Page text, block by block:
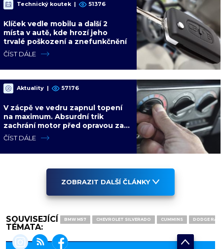
Technický koutek | 51376
Klíček vedle mobilu a další 2
místa v autě, kde hrozí jeho
trvalé poškození a znefunkčnění
ČÍST DÁLE
Aktuality | 57176
V zácpě ve vedru zapnul topení
na maximum. Absurdní trik
zachrání motor před opravou za
desítky tisíc
ČÍST DÁLE
ZOBRAZIT DALŠÍ ČLÁNKY
SOUVISEJÍCÍ
TÉMATA:
BMW M57 CHEVROLET SILVERADO CUMMINS DODGE RAM